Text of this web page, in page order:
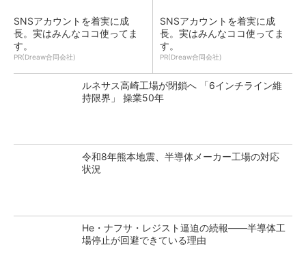
SNSアカウントを着実に成
長。実はみんなココ使ってま
す。
PR(Dreaw合同会社)
SNSアカウントを着実に成
長。実はみんなココ使ってま
す。
PR(Dreaw合同会社)
ルネサス高崎工場が閉鎖へ 「6インチライン維
持限界」 操業50年
令和8年熊本地震、半導体メーカー工場の対応
状況
He・ナフサ・レジスト逼迫の続報――半導体工
場停止が回避できている理由